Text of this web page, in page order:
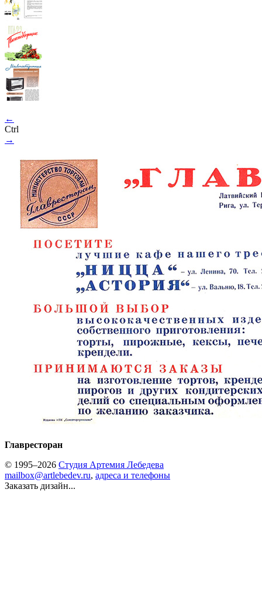
←
Ctrl
→
Главресторан
© 1995–2026 Студия Артемия Лебедева
mailbox@artlebedev.ru, адреса и телефоны
Заказать дизайн...